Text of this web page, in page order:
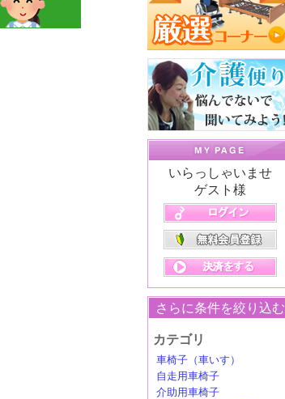
いらっしゃいませ
ゲスト様
さらに条件を絞り込む
カテゴリ
車椅子（車いす）
自走用車椅子
介助用車椅子